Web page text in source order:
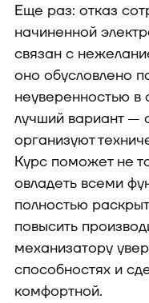
Еще раз: отказ
начиненной
связан с
оно обусловлено
неуверенностью в
лучший вариант —
организуют
Курс поможет не
овладеть всеми
полностью
повысить
механизатору
способностях и
комфортной.